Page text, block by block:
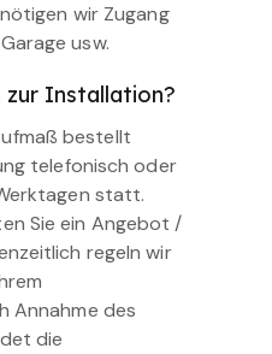
wir Zugang
usw.
zur Installation?
bestellt
telefonisch oder
statt.
Sie ein Angebot /
regeln wir
Annahme des
die